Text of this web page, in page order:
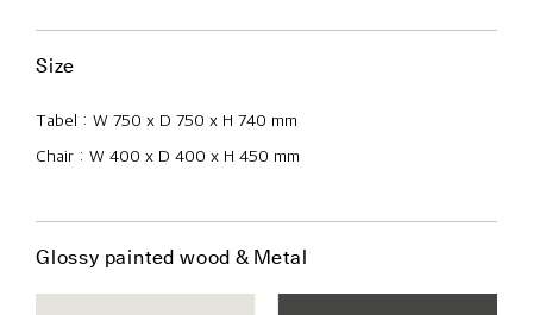
Size
Tabel : W 750 x D 750 x H 740 mm
Chair : W 400 x D 400 x H 450 mm
Glossy painted wood & Metal